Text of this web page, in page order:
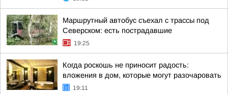
Маршрутный автобус съехал с трассы под
Северском: есть пострадавшие
19:25
Когда роскошь не приносит радость:
вложения в дом, которые могут разочаровать
19:11